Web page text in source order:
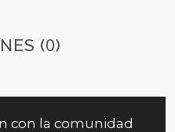
(0)
con la comunidad